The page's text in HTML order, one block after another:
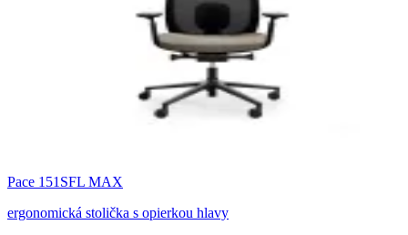
Pace 151SFL MAX
ergonomická stolička s opierkou hlavy